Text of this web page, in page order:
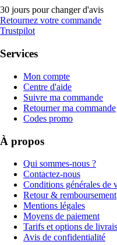
30 jours pour changer d'avis
Retournez votre commande
Trustpilot
Services
Mon compte
Centre d'aide
Suivre ma commande
Retourner ma commande
Codes promo
À propos
Qui sommes-nous ?
Contactez-nous
Conditions générales de
Retour & remboursement
Mentions légales
Moyens de paiement
Tarifs et options de
Avis de confidentialité